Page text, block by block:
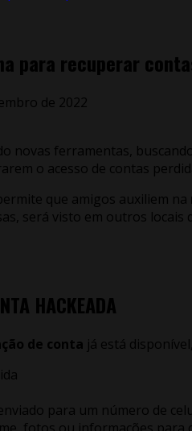
para recuperar
de 2022
novas ferramentas,
o acesso de contas
que amigos auxiliem na
será visto em outros locais
HACKEADA
de conta já está
para um número de